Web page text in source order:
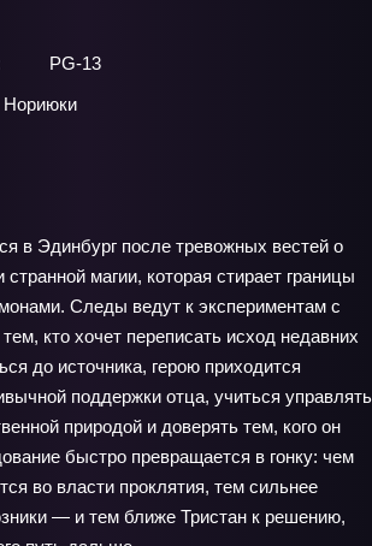
PG-13
в Эдинбург после тревожных вестей о
магии, которая стирает границы
Следы ведут к экспериментам с
кто хочет переписать исход недавних
до источника, герою приходится
поддержки отца, учиться управлять
природой и доверять тем, кого он
быстро превращается в гонку: чем
во власти проклятия, тем сильнее
— и тем ближе Тристан к решению,